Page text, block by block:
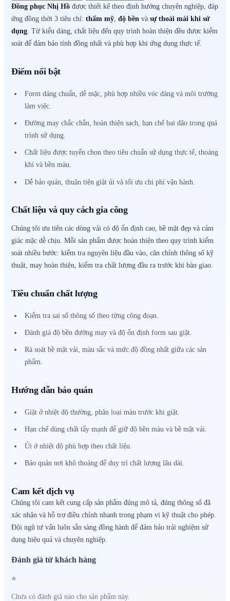
Đồng phục Nhị Hồ được thiết kế theo định hướng chuyên nghiệp, đáp
ứng đồng thời 3 tiêu chí: thẩm mỹ, độ bền và sự thoải mái khi sử
dụng. Từ kiểu dáng, chất liệu đến quy trình hoàn thiện đều được kiểm
soát để đảm bảo tính đồng nhất và phù hợp khi ứng dụng thực tế.
Điểm nổi bật
Form dáng chuẩn, dễ mặc, phù hợp nhiều vóc dáng và môi trường
làm việc.
Đường may chắc chắn, hoàn thiện sạch, hạn chế bai dão trong quá
trình sử dụng.
Chất liệu được tuyển chọn theo tiêu chuẩn sử dụng thực tế, thoáng
khí và bền màu.
Dễ bảo quản, thuận tiện giặt ủi và tối ưu chi phí vận hành.
Chất liệu và quy cách gia công
Chúng tôi ưu tiên các dòng vải có độ ổn định cao, bề mặt đẹp và cảm
giác mặc dễ chịu. Mỗi sản phẩm được hoàn thiện theo quy trình kiểm
soát nhiều bước: kiểm tra nguyên liệu đầu vào, căn chỉnh thông số kỹ
thuật, may hoàn thiện, kiểm tra chất lượng đầu ra trước khi bàn giao.
Tiêu chuẩn chất lượng
Kiểm tra sai số thông số theo từng công đoạn.
Đánh giá độ bền đường may và độ ổn định form sau giặt.
Rà soát bề mặt vải, màu sắc và mức độ đồng nhất giữa các sản
phẩm.
Hướng dẫn bảo quản
Giặt ở nhiệt độ thường, phân loại màu trước khi giặt.
Hạn chế dùng chất tẩy mạnh để giữ độ bền màu và bề mặt vải.
Ủi ở nhiệt độ phù hợp theo chất liệu.
Bảo quản nơi khô thoáng để duy trì chất lượng lâu dài.
Cam kết dịch vụ
Chúng tôi cam kết cung cấp sản phẩm đúng mô tả, đúng thông số đã
xác nhận và hỗ trợ điều chỉnh nhanh trong phạm vi kỹ thuật cho phép.
Đội ngũ tư vấn luôn sẵn sàng đồng hành để đảm bảo trải nghiệm sử
dụng hiệu quả và chuyên nghiệp.
Đánh giá từ khách hàng
⭐
Chưa có đánh giá nào cho sản phẩm này.